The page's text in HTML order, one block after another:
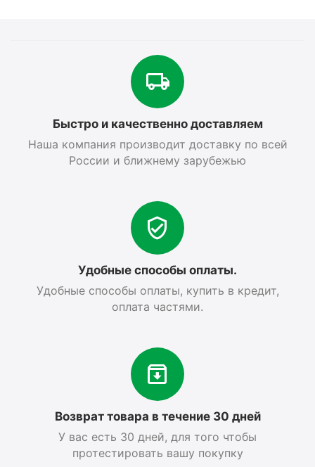
Быстро и качественно доставляем
Наша компания производит доставку по всей
России и ближнему зарубежью
Удобные способы оплаты.
Удобные способы оплаты, купить в кредит,
оплата частями.
Возврат товара в течение 30 дней
У вас есть 30 дней, для того чтобы
протестировать вашу покупку